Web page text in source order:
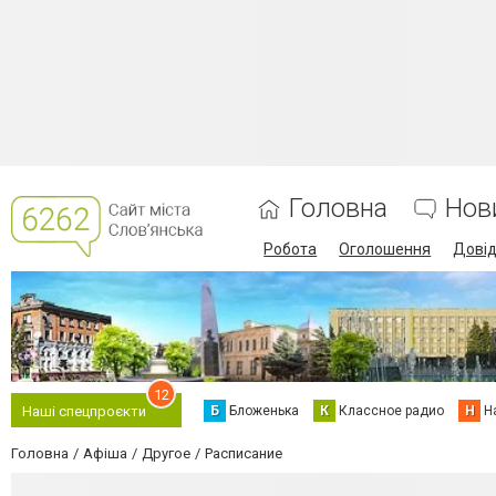
Головна
Робота Оголошення
Наші спецпроєкти
12
Б Бложенька К Классное радио Н
Головна Афіша Другое Расписание